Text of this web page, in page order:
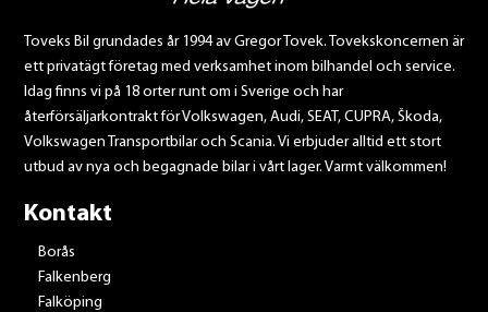
Toveks Bil grundades år 1994 av Gregor Tovek. Tovekskoncernen är
ett privatägt företag med verksamhet inom bilhandel och service.
Idag finns vi på 18 orter runt om i Sverige och har
återförsäljarkontrakt för Volkswagen, Audi, SEAT, CUPRA, Škoda,
Volkswagen Transportbilar och Scania. Vi erbjuder alltid ett stort
utbud av nya och begagnade bilar i vårt lager. Varmt välkommen!
Kontakt
Borås
Falkenberg
Falköping